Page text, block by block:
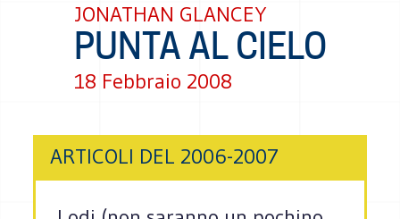
JONATHAN GLANCEY
PUNTA AL CIELO
18 Febbraio 2008
ARTICOLI DEL 2006-2007